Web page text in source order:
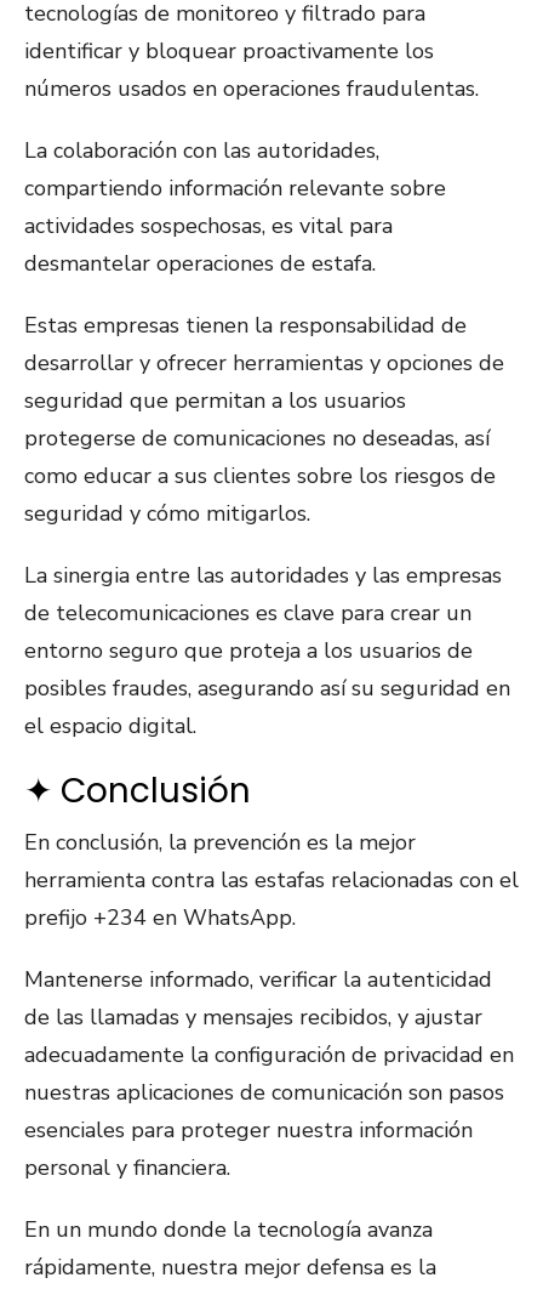
tecnologías de monitoreo y filtrado para
identificar y bloquear proactivamente los
números usados en operaciones fraudulentas.
La colaboración con las autoridades,
compartiendo información relevante sobre
actividades sospechosas, es vital para
desmantelar operaciones de estafa.
Estas empresas tienen la responsabilidad de
desarrollar y ofrecer herramientas y opciones de
seguridad que permitan a los usuarios
protegerse de comunicaciones no deseadas, así
como educar a sus clientes sobre los riesgos de
seguridad y cómo mitigarlos.
La sinergia entre las autoridades y las empresas
de telecomunicaciones es clave para crear un
entorno seguro que proteja a los usuarios de
posibles fraudes, asegurando así su seguridad en
el espacio digital.
✦ Conclusión
En conclusión, la prevención es la mejor
herramienta contra las estafas relacionadas con el
prefijo +234 en WhatsApp.
Mantenerse informado, verificar la autenticidad
de las llamadas y mensajes recibidos, y ajustar
adecuadamente la configuración de privacidad en
nuestras aplicaciones de comunicación son pasos
esenciales para proteger nuestra información
personal y financiera.
En un mundo donde la tecnología avanza
rápidamente, nuestra mejor defensa es la